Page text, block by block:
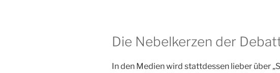
Die Nebelkerzen der
In den Medien wird stattdessen lieber über